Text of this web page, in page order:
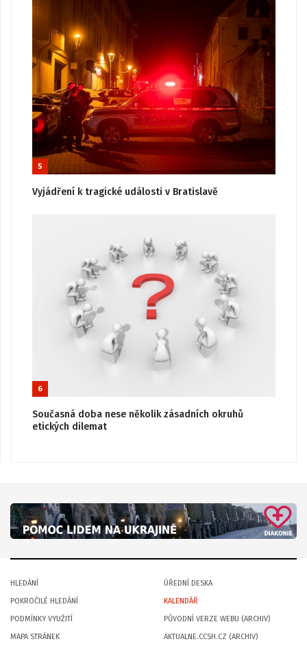
5
Vyjádření k tragické události v Bratislavě
6
Současná doba nese několik zásadních okruhů
etických dilemat
HLEDÁNÍ
POKROČILÉ HLEDÁNÍ
PODMÍNKY VYUŽITÍ
MAPA STRÁNEK
ÚŘEDNÍ DESKA
KALENDÁŘ
PŮVODNÍ VERZE WEBU (ARCHIV)
AKTUALNE.CCSH.CZ (ARCHIV)